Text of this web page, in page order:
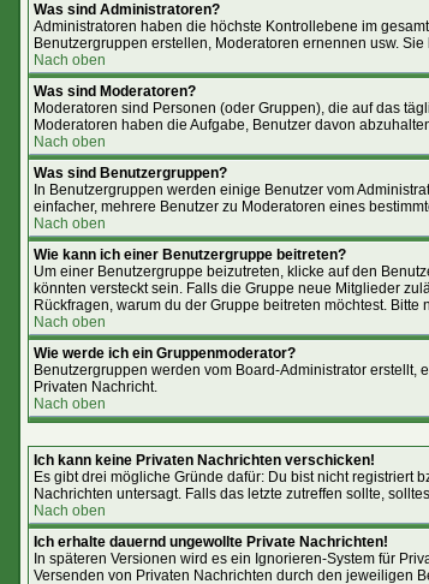
Was sind Administratoren?
Administratoren haben die höchste Kontrollebene im
Benutzergruppen erstellen, Moderatoren ernennen usw.
Nach oben
Was sind Moderatoren?
Moderatoren sind Personen (oder Gruppen), die auf das
Moderatoren haben die Aufgabe, Benutzer davon
Nach oben
Was sind Benutzergruppen?
In Benutzergruppen werden einige Benutzer vom
einfacher, mehrere Benutzer zu Moderatoren eines
Nach oben
Wie kann ich einer Benutzergruppe beitreten?
Um einer Benutzergruppe beizutreten, klicke auf den
könnten versteckt sein. Falls die Gruppe neue Mitglieder
Rückfragen, warum du der Gruppe beitreten möchtest.
Nach oben
Wie werde ich ein Gruppenmoderator?
Benutzergruppen werden vom Board-Administrator erstellt,
Privaten Nachricht.
Nach oben
Ich kann keine Privaten Nachrichten verschicken!
Es gibt drei mögliche Gründe dafür: Du bist nicht registriert
Nachrichten untersagt. Falls das letzte zutreffen sollte,
Nach oben
Ich erhalte dauernd ungewollte Private Nachrichten!
In späteren Versionen wird es ein Ignorieren-System für
Versenden von Privaten Nachrichten durch den jeweiligen